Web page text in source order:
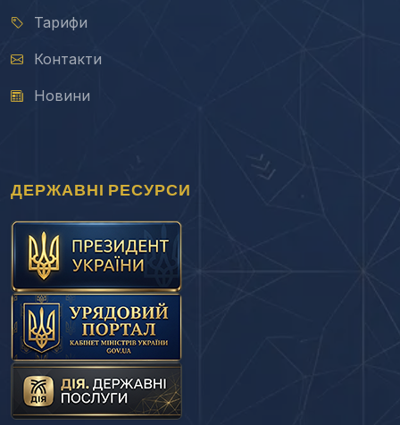
Тарифи
Контакти
Новини
ДЕРЖАВНІ РЕСУРСИ